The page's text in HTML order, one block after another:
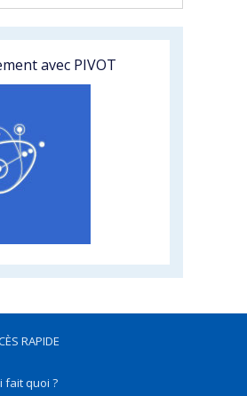
avec PIVOT
RAPIDE
fait quoi ?